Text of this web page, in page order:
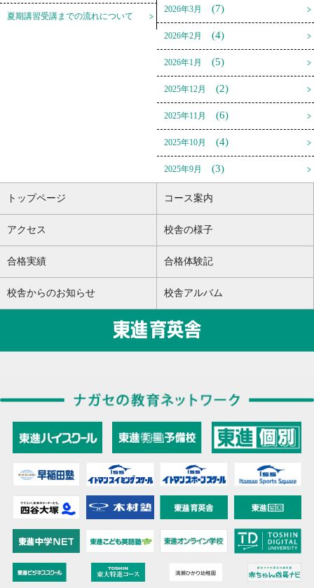
夏期講習受講までの流れについて
2026年3月 (7)
2026年2月 (4)
2026年1月 (5)
2025年12月 (2)
2025年11月 (6)
2025年10月 (4)
2025年9月 (3)
トップページ コース案内
アクセス 校舎の様子
合格実績 合格体験記
校舎からのお知らせ 校舎アルバム